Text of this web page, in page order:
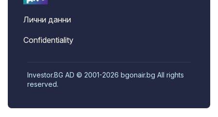
Лични данни
Confidentiality
Investor.BG AD © 2001-2026 bgonair.bg All rights
reserved.